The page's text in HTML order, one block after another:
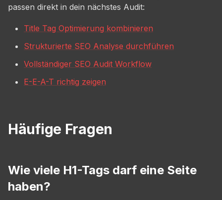
passen direkt in dein nächstes Audit:
Title Tag Optimierung kombinieren
Strukturierte SEO Analyse durchführen
Vollständiger SEO Audit Workflow
E-E-A-T richtig zeigen
Häufige Fragen
Wie viele H1-Tags darf eine Seite
haben?